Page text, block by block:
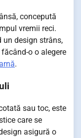
concepută
vremii reci.
un design strâns,
o o alegere
.
sau toc, este
care se
asigură o